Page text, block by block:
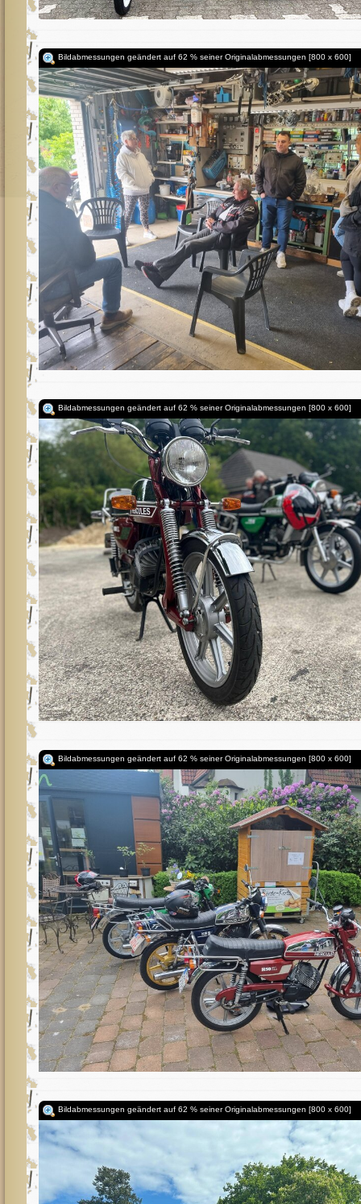
Bildabmessungen geändert auf 62 % seiner Originalabmessungen [800 x 600]
Bildabmessungen geändert auf 62 % seiner Originalabmessungen [800 x 600]
Bildabmessungen geändert auf 62 % seiner Originalabmessungen [800 x 600]
Bildabmessungen geändert auf 62 % seiner Originalabmessungen [800 x 600]